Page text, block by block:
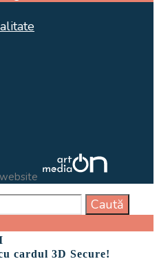
Caută
cardul 3D Secure!